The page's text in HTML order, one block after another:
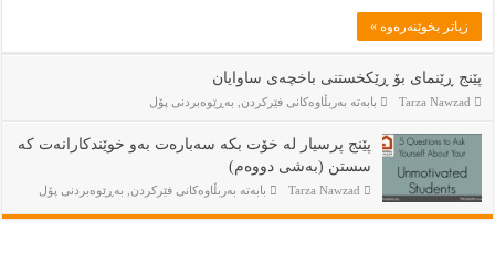
زياتر بخوێنەرەوە »
پێنج ڕێنمای بۆ ڕێکخستنی باخچەی ساوایان
Tarza Nawzad بابەتە بەربڵاوەكانى فێركردن بەڕێوەبردنى پۆل
پێنج پرسيار له‌ خۆت بكه‌ سه‌باره‌ت به‌و خوێندكارانه‌ت كه‌
سستن (به‌شى دووه‌م)
Tarza Nawzad بابەتە بەربڵاوەكانى فێركردن بەڕێوەبردنى پۆل